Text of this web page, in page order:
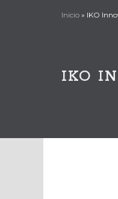
Inicio » IKO
IKO